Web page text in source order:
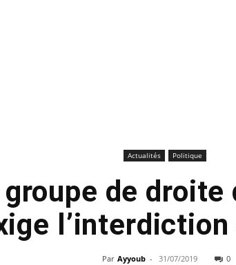
Actualités Politique
de droite
l’interdiction
Par Ayyoub - 31/07/2019 0